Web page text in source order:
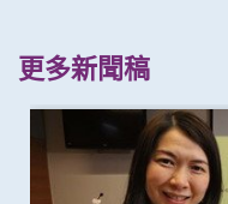
更多新聞稿